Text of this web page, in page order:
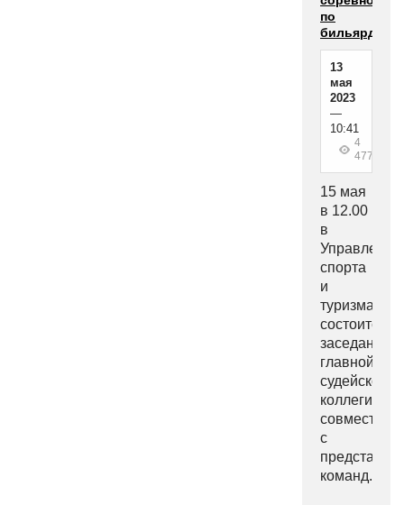
по
бильярду
13
мая
2023
—
10:41
4
477
15 мая
в 12.00
в
Управлении
спорта
и
туризма
состоится
заседание
главной
судейской
коллегии
совместно
с
команд.